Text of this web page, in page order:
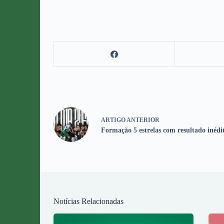
ARTIGO ANTERIOR
Formação 5 estrelas com resultado
Notícias Relacionadas